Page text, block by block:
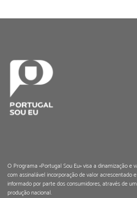
O Programa «Portugal Sou Eu» visa a dinamização e
com assinalável incorporação de valor acrescentado
informado por parte dos consumidores, através de
produção nacional.